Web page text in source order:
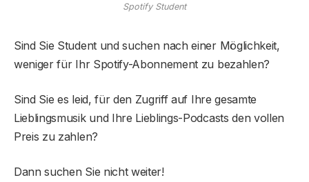
Spotify Student
Sind Sie Student und suchen nach einer Möglichkeit,
weniger für Ihr Spotify-Abonnement zu bezahlen?
Sind Sie es leid, für den Zugriff auf Ihre gesamte
Lieblingsmusik und Ihre Lieblings-Podcasts den vollen
Preis zu zahlen?
Dann suchen Sie nicht weiter!